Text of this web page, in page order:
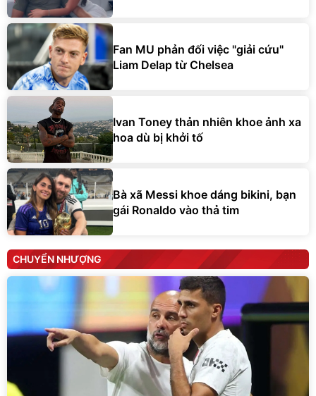
Fan MU phản đối việc "giải cứu"
Liam Delap từ Chelsea
Ivan Toney thản nhiên khoe ảnh xa
hoa dù bị khởi tố
Bà xã Messi khoe dáng bikini, bạn
gái Ronaldo vào thả tim
CHUYỂN NHƯỢNG